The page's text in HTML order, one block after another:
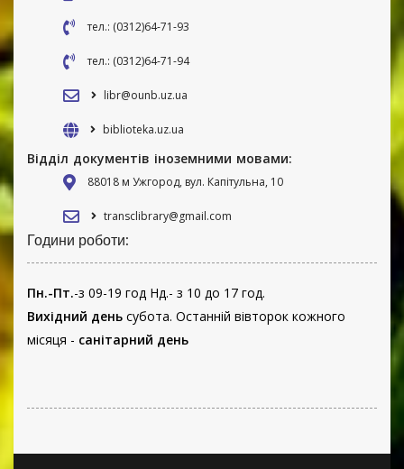
тел.: (0312)64-71-93
тел.: (0312)64-71-94
libr@ounb.uz.ua
biblioteka.uz.ua
Відділ документів іноземними мовами:
88018 м Ужгород, вул. Капітульна, 10
transclibrary@gmail.com
Години роботи:
Пн.-Пт.-з 09-19 год Нд.- з 10 до 17 год.
Вихідний день субота. Останній вівторок кожного
місяця - санітарний день